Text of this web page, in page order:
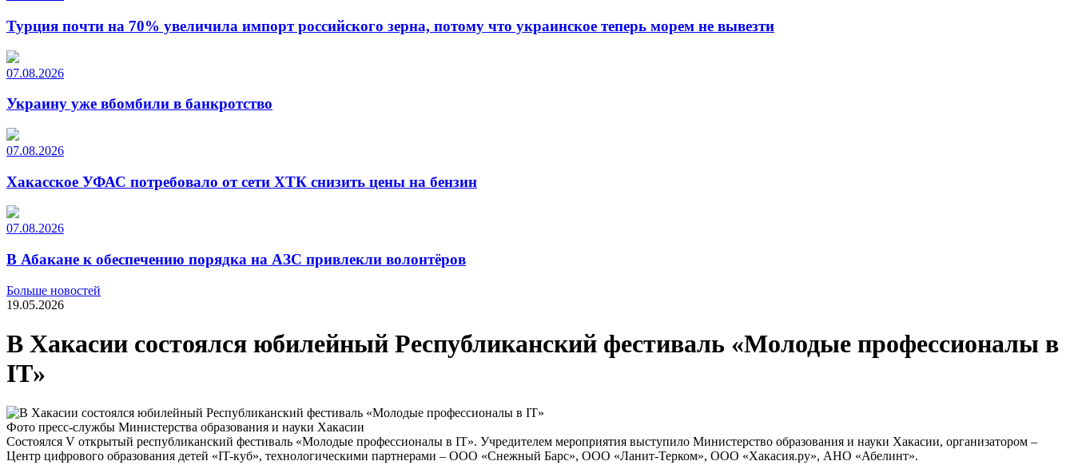
Турция почти на 70% увеличила импорт российского зерна, потому что украинское теперь морем не вывезти
07.08.2026
Украину уже вбомбили в банкротство
07.08.2026
Хакасское УФАС потребовало от сети ХТК снизить цены на бензин
07.08.2026
В Абакане к обеспечению порядка на АЗС привлекли волонтёров
Больше новостей
19.05.2026
В Хакасии состоялся юбилейный Республиканский фестиваль «Молодые профессионалы в
IT»
Фото пресс-службы Министерства образования и науки Хакасии
Состоялся V открытый республиканский фестиваль «Молодые профессионалы в IT». Учредителем мероприятия выступило Министерство образования и науки Хакасии, организатором –
Центр цифрового образования детей «IT-куб», технологическими партнерами – ООО «Снежный Барс», ООО «Ланит-Терком», ООО «Хакасия.ру», АНО «Абелинт».